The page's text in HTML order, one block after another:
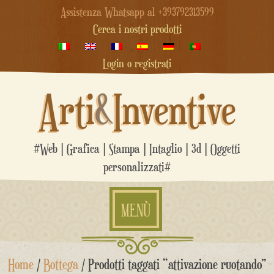
Assistenza Whatsapp al +393792313599
Cerca i nostri prodotti
Login o registrati
Arti&Inventive
#Web | Grafica | Stampa | Intaglio | 3d | Oggetti
personalizzati#
MENÙ
Salta
Home/Bottega/ Prodotti taggati “attivazione ruotando”